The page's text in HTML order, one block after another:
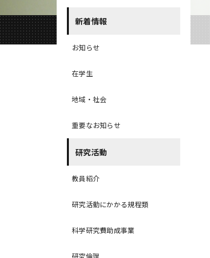
新着情報
お知らせ
在学生
地域・社会
重要なお知らせ
研究活動
教員紹介
研究活動にかかる規程類
科学研究費助成事業
研究倫理